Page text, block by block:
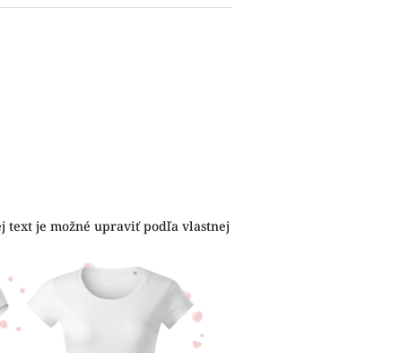
text je možné upraviť podľa vlastnej